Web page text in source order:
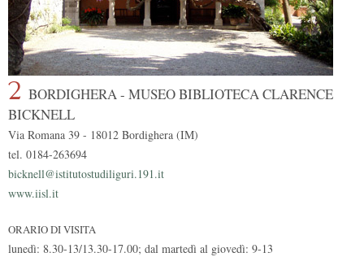
2 BORDIGHERA - MUSEO BIBLIOTECA CLARENCE
BICKNELL
Via Romana 39 - 18012 Bordighera (IM)
tel. 0184-263694
bicknell@istitutostudiliguri.191.it
www.iisl.it
ORARIO DI VISITA
lunedì: 8.30-13/13.30-17.00; dal martedì al giovedì: 9-13